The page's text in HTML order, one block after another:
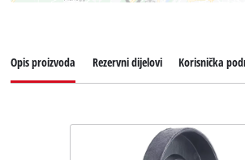
Opis proizvoda Rezervni dijelovi Korisnička